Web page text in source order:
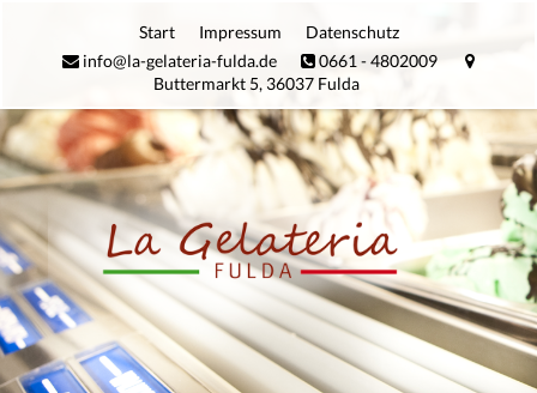
springen
Start Impres­sum
Daten­schutz
info@la-gelateria-fulda.de
0661 - 4802009
Buttermarkt 5, 36037 Fulda